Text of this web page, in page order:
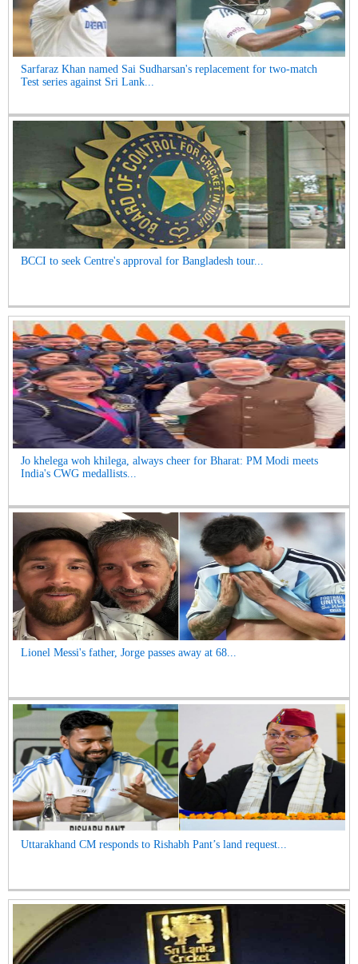
Sarfaraz Khan named Sai Sudharsan's replacement for two-match
Test series against Sri Lank...
BCCI to seek Centre's approval for Bangladesh tour...
Jo khelega woh khilega, always cheer for Bharat: PM Modi meets
India's CWG medallists...
Lionel Messi's father, Jorge passes away at 68...
Uttarakhand CM responds to Rishabh Pant’s land request...